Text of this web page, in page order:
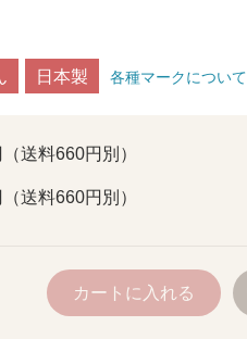
日本製 各種マークについて
（送料660円別）
（送料660円別）
カートに入れる